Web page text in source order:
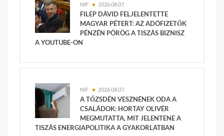
NIF 2026.08.07.
FILEP DÁVID FELJELENTETTE
MAGYAR PÉTERT: AZ ADÓFIZETŐK
PÉNZÉN PÖRÖG A TISZÁS BIZNISZ
A YOUTUBE-ON
NIF 2026.08.07.
A TŐZSDÉN VESZNÉNEK ODA A
CSALÁDOK: HORTAY OLIVÉR
MEGMUTATTA, MIT JELENTENE A
TISZÁS ENERGIAPOLITIKA A GYAKORLATBAN